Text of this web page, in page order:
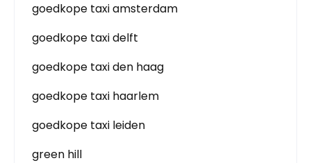
goedkope taxi amsterdam
goedkope taxi delft
goedkope taxi den haag
goedkope taxi haarlem
goedkope taxi leiden
green hill